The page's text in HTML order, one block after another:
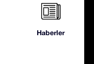
Haberler